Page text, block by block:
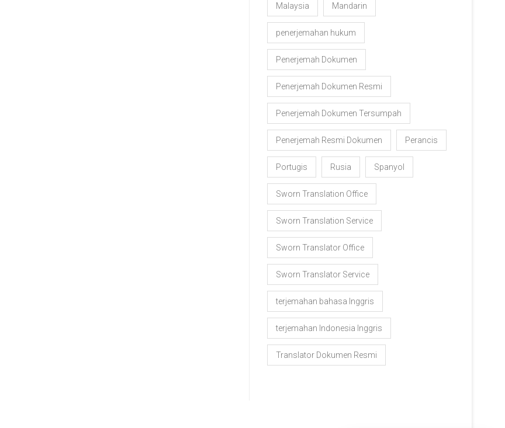
Malaysia Mandarin
penerjemahan hukum
Penerjemah Dokumen
Penerjemah Dokumen Resmi
Penerjemah Dokumen Tersumpah
Penerjemah Resmi Dokumen Perancis
Portugis Rusia Spanyol
Sworn Translation Office
Sworn Translation Service
Sworn Translator Office
Sworn Translator Service
terjemahan bahasa Inggris
terjemahan Indonesia Inggris
Translator Dokumen Resmi